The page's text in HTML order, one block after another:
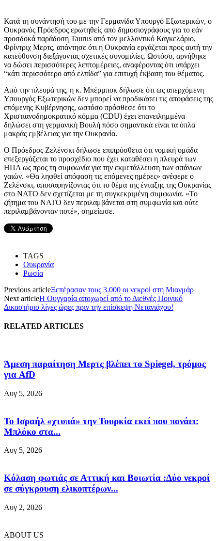
Κατά τη συνάντησή του με την Γερμανίδα Υπουργό Εξωτερικών, ο
Ουκρανός Πρόεδρος ερωτηθείς από δημοσιογράφους για το εάν
προσδοκά παράδοση Taurus από τον μελλοντικό Καγκελάριο,
Φρίντριχ Mερτς, απάντησε ότι η Ουκρανία εργάζεται προς αυτή την
κατεύθυνση διεξάγοντας σχετικές συνομιλίες. Ωστόσο, αρνήθηκε
να δώσει περισσότερες λεπτομέρειες, αναφέροντας ότι υπάρχει
“κάτι περισσότερο από ελπίδα” για επιτυχή έκβαση του θέματος.
Από την πλευρά της, η κ. Μπέρμποκ δήλωσε ότι ως απερχόμενη
Υπουργός Εξωτερικών δεν μπορεί να προδικάσει τις αποφάσεις της
επόμενης Kυβέρνησης, ωστόσο πρόσθεσε ότι το
Χριστιανοδημοκρατικό κόμμα (CDU) έχει επανειλημμένα
δηλώσει στη γερμανική Βουλή πόσο σημαντικά είναι τα όπλα
μακράς εμβέλειας για την Ουκρανία.
Ο Πρόεδρος Ζελένσκι δήλωσε επιπρόσθετα ότι νομική ομάδα
επεξεργάζεται το προσχέδιο που έχει καταθέσει η πλευρά των
ΗΠΑ ως προς τη συμφωνία για την εκμετάλλευση των σπάνιων
γαιών. «Θα ληφθεί απόφαση τις επόμενες ημέρες» ανέφερε ο
Ζελένσκι, αποσαφηνίζοντας ότι το θέμα της ένταξης της Ουκρανίας
στο ΝΑΤΟ δεν σχετίζεται με τη συγκεκριμένη συμφωνία. «Το
ζήτημα του ΝΑΤΟ δεν περιλαμβάνεται στη συμφωνία και ούτε
περιλαμβάνονταν ποτέ», σημείωσε.
TAGS
Ουκρανία
Ρωσία
Previous articleΞεπέρασαν τους 3.000 οι νεκροί στη Μιανμάρ
Next articleΗ Ουγγαρία αποχωρεί από το Διεθνές Ποινικό
Δικαστήριο λίγες ώρες πριν την επίσκεψη Νετανιάχου!
RELATED ARTICLES
Άμεση παραίτηση Mερτς βλέπει το Spiegel, τρόμος
για AfD
Αυγ 5, 2026
Το Ισραήλ «χτυπά» την Τουρκία εκεί που πονάει:
Μπλόκο στα...
Αυγ 5, 2026
Κόλαση φωτιάς σε Αττική και Βοιωτία :Δύο νεκροί
σε σύγκρουση ελικοπτέρων...
Αυγ 2, 2026
ABOUT US